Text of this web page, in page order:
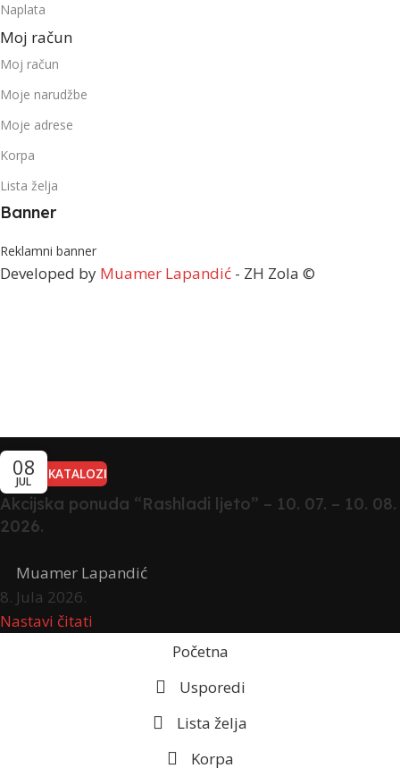
Naplata
Moj račun
Moj račun
Moje narudžbe
Moje adrese
Korpa
Lista želja
Banner
Reklamni banner
Developed by Muamer Lapandić - ZH Zola ©
08
JUL
AKCIJE I KATALOZI
Akcijska ponuda “Rashladi ljeto” – 10. 07. – 10. 08.
2026.
Muamer Lapandić
8. Jula 2026.
Nastavi čitati
Početna
Usporedi
Lista želja
Korpa